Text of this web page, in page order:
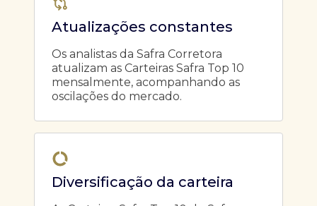
Atualizações constantes
Os analistas da Safra Corretora
atualizam as Carteiras Safra Top 10
mensalmente, acompanhando as
oscilações do mercado.
Diversificação da carteira